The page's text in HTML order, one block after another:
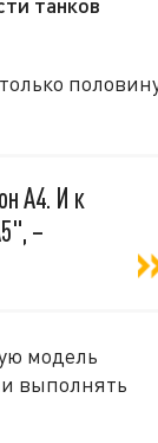
A4. И к
–
модель
выполнять